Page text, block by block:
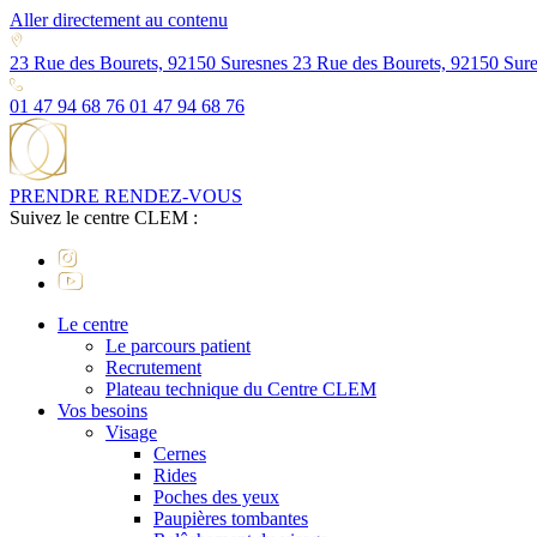
Aller directement au contenu
23 Rue des Bourets, 92150 Suresnes 23 Rue des Bourets, 92150
01 47 94 68 76 01 47 94 68 76
PRENDRE RENDEZ-VOUS
Suivez le centre CLEM :
Le centre
Le parcours patient
Recrutement
Plateau technique du Centre CLEM
Vos besoins
Visage
Cernes
Rides
Poches des yeux
Paupières tombantes